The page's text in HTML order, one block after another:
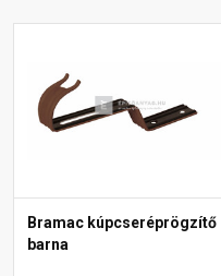
Bramac kúpcseréprögzítő
barna